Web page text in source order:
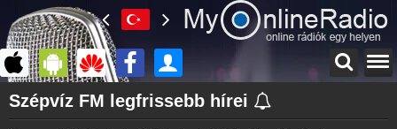
Főoldal
myonlineradio.hu
Szépvíz FM legfrissebb hírei